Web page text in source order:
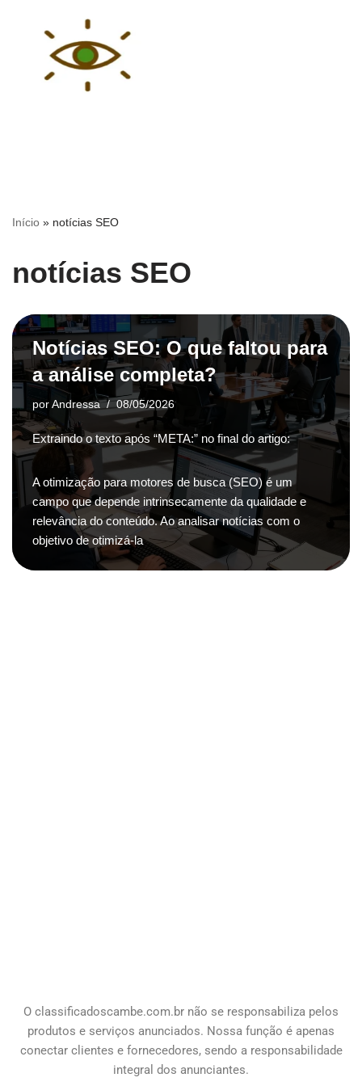
Início » notícias SEO
notícias SEO
Notícias SEO: O que faltou para
a análise completa?
por Andressa 08/05/2026
Extraindo o texto após “META:” no final do artigo:
A otimização para motores de busca (SEO) é um
campo que depende intrinsecamente da qualidade e
relevância do conteúdo. Ao analisar notícias com o
objetivo de otimizá-la
O classificadoscambe.com.br não se responsabiliza pelos
produtos e serviços anunciados. Nossa função é apenas
conectar clientes e fornecedores, sendo a responsabilidade
integral dos anunciantes.